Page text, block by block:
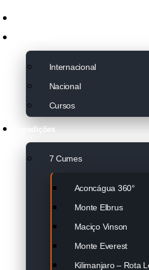
Internacional
Nacional
Cursos
Expedições
7 Cumes
Aconcágua 360°
Monte Elbrus
Maciço Vinson
Monte Everest
Kilimanjaro – Rota